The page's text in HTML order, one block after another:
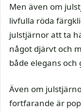
Men även om
livfulla röda
julstjärnor att ta
något djärvt och
både elegans och
Även om
fortfarande är